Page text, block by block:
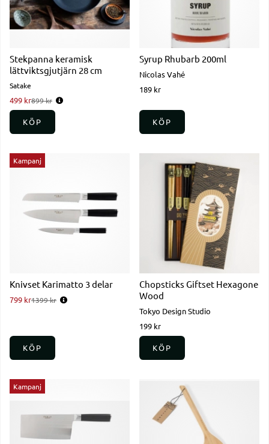
Stekpanna keramisk
lättviktsgjutjärn 28 cm
Satake
499 kr
Ordinarie pris:
899 kr
KÖP
Syrup Rhubarb 200ml
Nicolas Vahé
189 kr
KÖP
Kampanj
Knivset Karimatto 3 delar
799 kr
Ordinarie pris:
1399 kr
KÖP
Chopsticks Giftset Hexagone
Wood
Tokyo Design Studio
199 kr
KÖP
Kampanj